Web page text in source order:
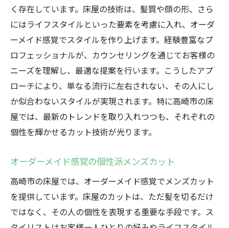
く存在しています。床屋の技術は、髪質や顔の形、さら
にはライフスタイルといった要素を考慮に入れ、オーダ
ーメイド感覚でスタイルを作り上げます。経験豊富なプ
ロフェッショナルが、カウンセリングを通じてお客様の
ニーズを理解し、最適な提案を行います。こうしたアプ
ローチにより、単なる流行に左右されない、その人にし
か似合わないスタイルが実現されます。特に高崎市の床
屋では、最新のトレンドを取り入れつつも、それぞれの
個性を輝かせるカット技術が光ります。
オーダーメイド感覚の個性派メンズカット
高崎市の床屋では、オーダーメイド感覚でメンズカット
を提供しています。床屋のカットは、ただ髪を切るだけ
ではなく、その人の個性を表現する重要な手段です。ス